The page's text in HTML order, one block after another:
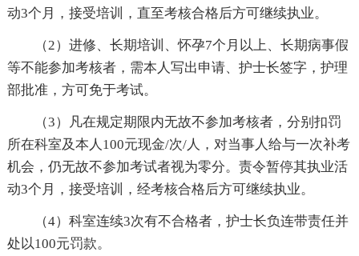
动3个月，接受培训，直至考核合格后方可继续执业。
（2）进修、长期培训、怀孕7个月以上、长期病事假
等不能参加考核者，需本人写出申请、护士长签字，护理
部批准，方可免于考试。
（3）凡在规定期限内无故不参加考核者，分别扣罚
所在科室及本人100元现金/次/人，对当事人给与一次补考
机会，仍无故不参加考试者视为零分。责令暂停其执业活
动3个月，接受培训，经考核合格后方可继续执业。
（4）科室连续3次有不合格者，护士长负连带责任并
处以100元罚款。